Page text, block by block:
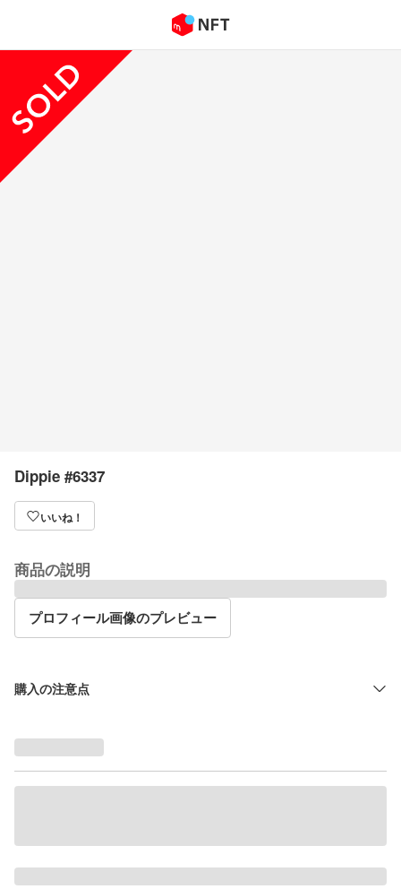
Dippie #6337
いいね！
商品の説明
プロフィール画像のプレビュー
購入の注意点